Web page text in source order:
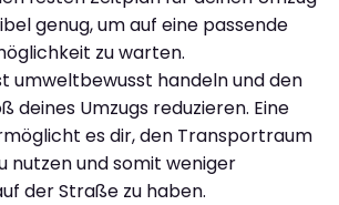
genug, um auf eine passende
zu warten.
umweltbewusst handeln und den
deines Umzugs reduzieren. Eine
es dir, den Transportraum
nutzen und somit weniger
der Straße zu haben.